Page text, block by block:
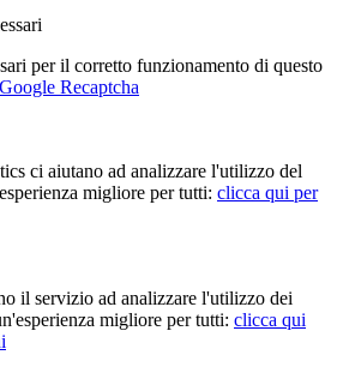
per il corretto funzionamento di questo
Google Recaptcha
ci aiutano ad analizzare l'utilizzo del
migliore per tutti: clicca qui per
il servizio ad analizzare l'utilizzo dei
migliore per tutti: clicca qui